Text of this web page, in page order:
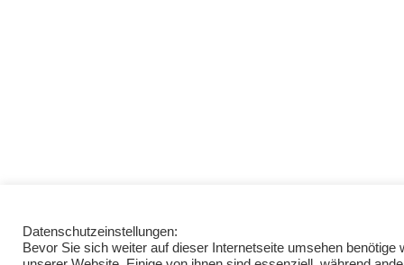
Datenschutzeinstellungen:
Bevor Sie sich weiter auf dieser Internetseite umsehen